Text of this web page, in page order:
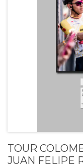
TOUR
JUAN FELIPE